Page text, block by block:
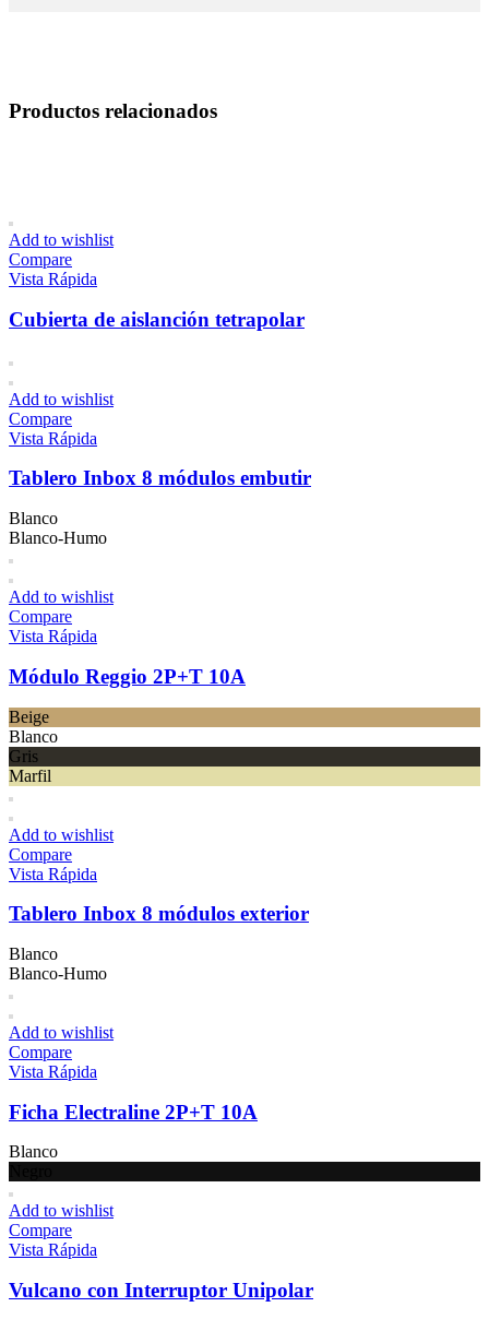
Productos relacionados
Add to wishlist
Compare
Vista Rápida
Cubierta de aislanción tetrapolar
Add to wishlist
Compare
Vista Rápida
Tablero Inbox 8 módulos embutir
Blanco
Blanco-Humo
Add to wishlist
Compare
Vista Rápida
Módulo Reggio 2P+T 10A
Beige
Blanco
Gris
Marfil
Add to wishlist
Compare
Vista Rápida
Tablero Inbox 8 módulos exterior
Blanco
Blanco-Humo
Add to wishlist
Compare
Vista Rápida
Ficha Electraline 2P+T 10A
Blanco
Add to wishlist
Compare
Vista Rápida
Vulcano con Interruptor Unipolar